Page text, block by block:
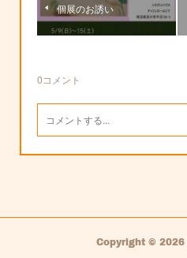
個展のお誘い
0コメント
Copyright © 2026